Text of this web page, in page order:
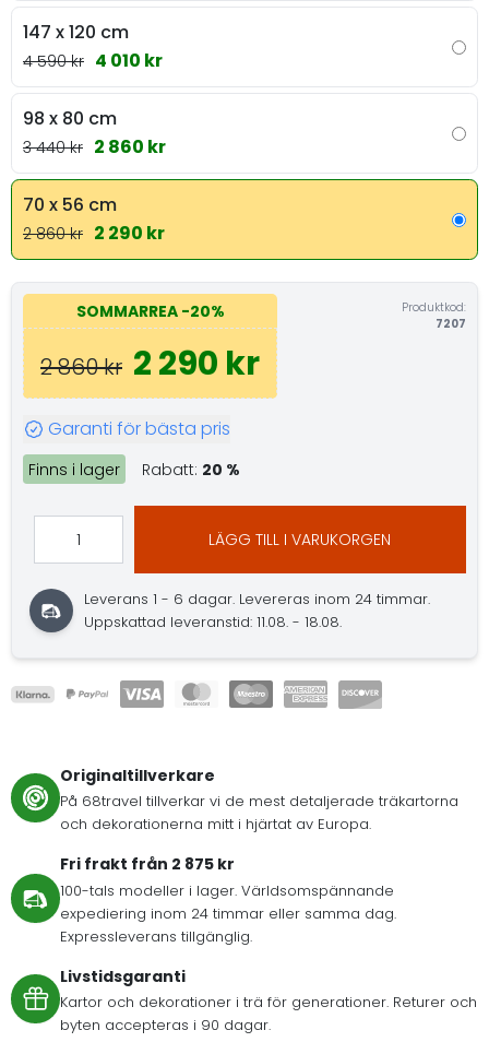
147 x 120 cm
4 590 kr 4 010 kr
98 x 80 cm
3 440 kr 2 860 kr
70 x 56 cm
2 860 kr 2 290 kr
SOMMARREA -20%
2 860 kr 2 290 kr
Produktkod:
7207
Garanti för bästa pris
Finns i lager Rabatt: 20 %
LÄGG TILL I VARUKORGEN
Leverans 1 - 6 dagar. Levereras inom 24 timmar.
Uppskattad leveranstid: 11.08. - 18.08.
Originaltillverkare
På 68travel tillverkar vi de mest detaljerade träkartorna
och dekorationerna mitt i hjärtat av Europa.
Fri frakt från 2 875 kr
100-tals modeller i lager. Världsomspännande
expediering inom 24 timmar eller samma dag.
Expressleverans tillgänglig.
Livstidsgaranti
Kartor och dekorationer i trä för generationer. Returer och
byten accepteras i 90 dagar.